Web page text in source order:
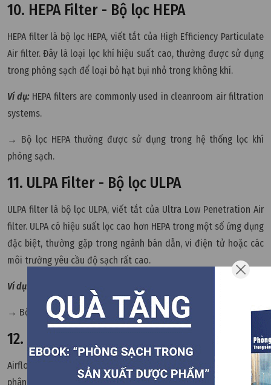
10. HEPA Filter - Bộ lọc HEPA
HEPA filter là bộ lọc HEPA, viết tắt của High Efficiency Particulate
Air filter. Đây là loại lọc khí hiệu suất cao, thường được sử dụng
trong phòng sạch để loại bỏ hạt bụi nhỏ trong không khí.
Ví dụ:HEPA filters are commonly used in cleanroom air filtration
systems.
→ Bộ lọc HEPA thường được sử dụng trong hệ thống lọc khí
phòng sạch.
11. ULPA Filter - Bộ lọc ULPA
ULPA filter là bộ lọc ULPA, viết tắt của Ultra Low Penetration Air
filter. ULPA có hiệu suất lọc cao hơn HEPA trong một số ứng dụng
đặc biệt, thường gặp trong ngành bán dẫn, vi điện tử hoặc các
môi trường yêu cầu độ sạch rất cao.
Ví dụ:
→ Bộ lọc ULPA được sử dụng trong các phòng sạch cấp cao.
12. Airflow - Luồng khí
Airflow là luồng khí. Trong phòng sạch, hướng đi, tốc độ và cách
phân phối luồng khí ảnh hưởng trực tiếp đến khả năng kiểm soát